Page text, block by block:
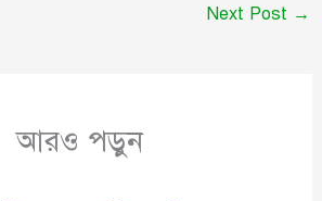
Next Post →
আরও পড়ুন